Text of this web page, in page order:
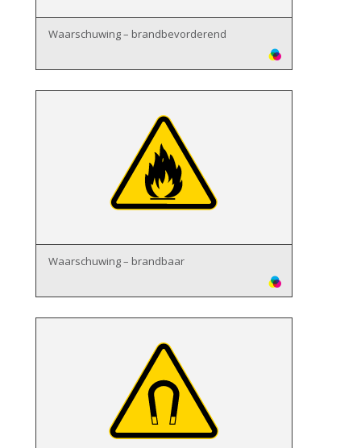
Waarschuwing – brandbevorderend
Waarschuwing – brandbaar